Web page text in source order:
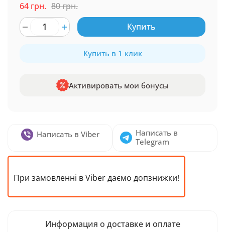
64 грн. 80 грн.
Купить
Купить в 1 клик
Активировать мои бонусы
Написать в Viber
Написать в
Telegram
При замовленні в Viber даємо допзнижки!
Информация о доставке и оплате